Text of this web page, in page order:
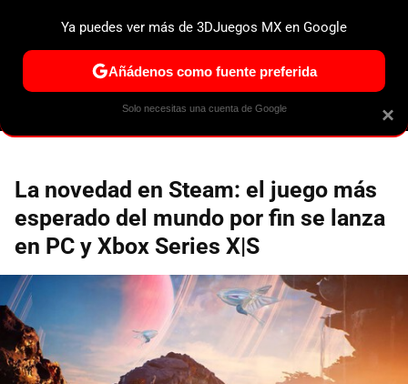
ESPECIALES PS5 NINTENDO SWITCH 2 XBOX
La novedad en Steam: el juego más
esperado del mundo por fin se lanza
en PC y Xbox Series X|S
×
Ya puedes ver más de 3DJuegos MX en Google
Añádenos como fuente preferida
Solo necesitas una cuenta de Google